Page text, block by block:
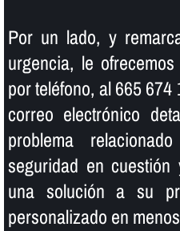
Por un lado, y
urgencia, le
por teléfono, al 665
correo electrónico
problema
seguridad en
una solución a su
personalizado en